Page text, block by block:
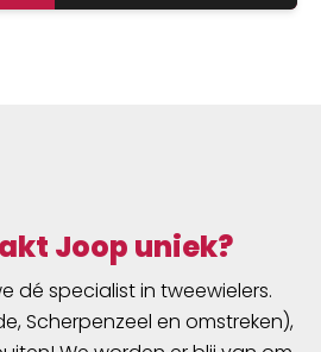
Joop uniek?
dé specialist in tweewielers.
Scherpenzeel en omstreken),